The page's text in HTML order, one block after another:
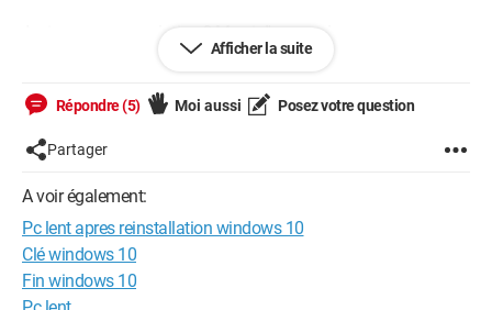
Auriez vous une solution ? Merci d'avance !
Afficher la suite
Répondre (5) Moi aussi Posez votre question
Partager
A voir également:
Pc lent apres reinstallation windows 10
Clé windows 10
Fin windows 10